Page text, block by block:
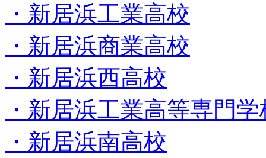
・新居浜工業高校
・新居浜商業高校
・新居浜西高校
・新居浜工業高等専門学
・新居浜南高校